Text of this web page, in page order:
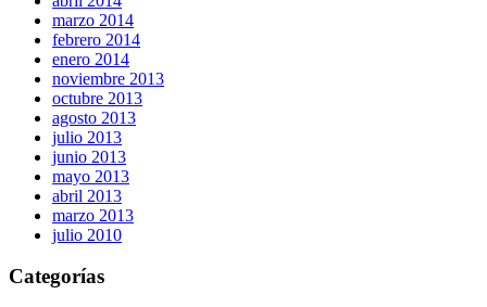
marzo 2014
febrero 2014
enero 2014
noviembre 2013
octubre 2013
agosto 2013
julio 2013
junio 2013
mayo 2013
abril 2013
marzo 2013
julio 2010
Categorías